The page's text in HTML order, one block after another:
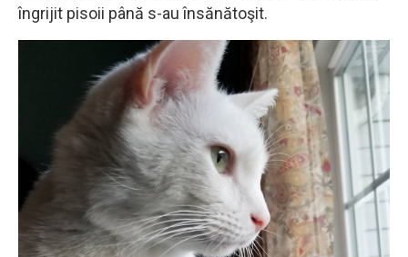
îngrijit pisoii până s-au însănătoşit.